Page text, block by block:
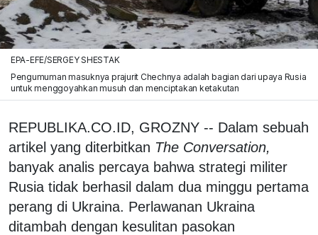
EPA-EFE/SERGEY SHESTAK
Pengumuman masuknya prajurit Chechnya adalah bagian dari upaya Rusia
untuk menggoyahkan musuh dan menciptakan ketakutan
REPUBLIKA.CO.ID, GROZNY -- Dalam sebuah
artikel yang diterbitkan The Conversation,
banyak analis percaya bahwa strategi militer
Rusia tidak berhasil dalam dua minggu pertama
perang di Ukraina. Perlawanan Ukraina
ditambah dengan kesulitan pasokan